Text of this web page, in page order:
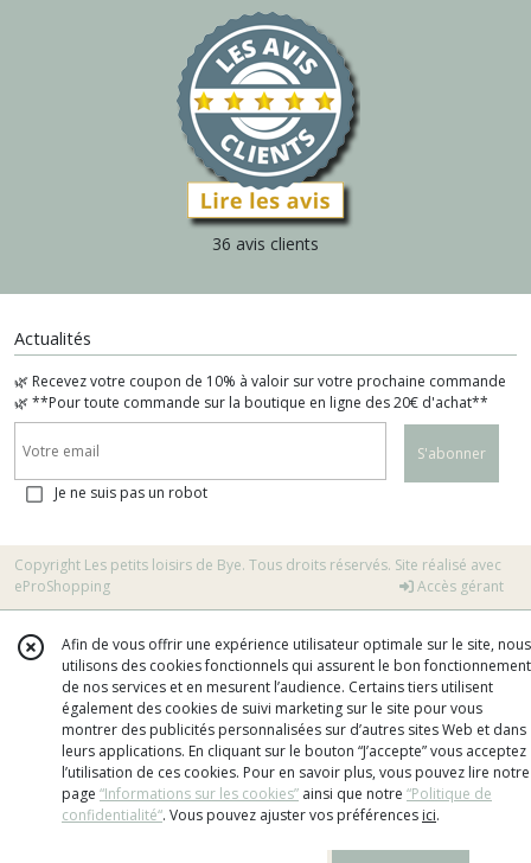
36 avis clients
Actualités
🌿 Recevez votre coupon de 10% à valoir sur votre prochaine commande
🌿 **Pour toute commande sur la boutique en ligne des 20€ d'achat**
S'abonner
Je ne suis pas un robot
Copyright Les petits loisirs de Bye. Tous droits réservés. Site réalisé avec
eProShopping
Accès gérant
Afin de vous offrir une expérience utilisateur optimale sur le site, nous
utilisons des cookies fonctionnels qui assurent le bon fonctionnement
de nos services et en mesurent l’audience. Certains tiers utilisent
également des cookies de suivi marketing sur le site pour vous
montrer des publicités personnalisées sur d’autres sites Web et dans
leurs applications. En cliquant sur le bouton “J’accepte” vous acceptez
l’utilisation de ces cookies. Pour en savoir plus, vous pouvez lire notre
page “Informations sur les cookies” ainsi que notre “Politique de
confidentialité“. Vous pouvez ajuster vos préférences ici.